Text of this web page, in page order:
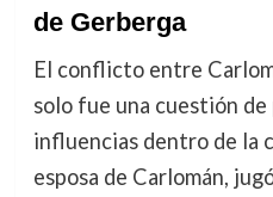
de Gerberga
El conflicto entre
solo fue una cuestión
influencias dentro de la
esposa de Carlomán,